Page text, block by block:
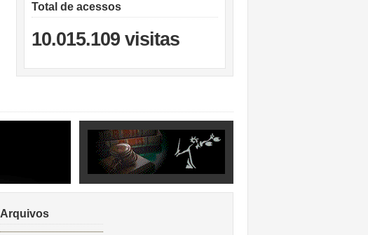
Total de acessos
10.015.109 visitas
Arquivos